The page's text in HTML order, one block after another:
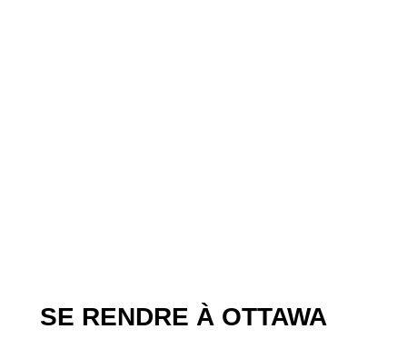
SE RENDRE À OTTAWA